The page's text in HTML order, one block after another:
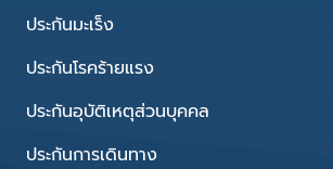
ประกันมะเร็ง
ประกันโรคร้ายแรง
ประกันอุบัติเหตุส่วนบุคคล
ประกันการเดินทาง